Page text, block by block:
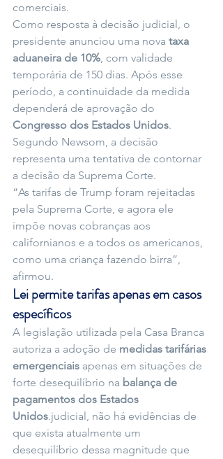
comerciais.
Como resposta à decisão judicial, o
presidente anunciou uma nova taxa
aduaneira de 10%, com validade
temporária de 150 dias. Após esse
período, a continuidade da medida
dependerá de aprovação do
Congresso dos Estados Unidos.
Segundo Newsom, a decisão
representa uma tentativa de contornar
a decisão da Suprema Corte.
“As tarifas de Trump foram rejeitadas
pela Suprema Corte, e agora ele
impõe novas cobranças aos
californianos e a todos os americanos,
como uma criança fazendo birra”,
afirmou.
Lei permite tarifas apenas em casos
específicos
A legislação utilizada pela Casa Branca
autoriza a adoção de medidas tarifárias
emergenciais apenas em situações de
forte desequilíbrio na balança de
pagamentos dos Estados
Unidos.judicial, não há evidências de
que exista atualmente um
desequilíbrio dessa magnitude que